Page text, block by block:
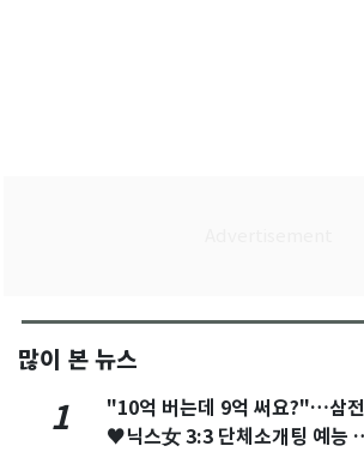
많이 본 뉴스
1
"10억 버는데 9억 써요?"…삼
♥닉스女 3:3 단체소개팅 예능